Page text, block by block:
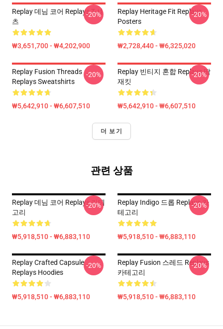
Replay 데님 코어 Replays T-셔
츠
₩3,651,700 - ₩4,202,900
-20%
Replay Heritage Fit Replays
Posters
₩2,728,440 - ₩6,325,020
-20%
Replay Fusion Threads
Replays Sweatshirts
₩5,642,910 - ₩6,607,510
-20%
Replay 빈티지 혼합 Replays 땀
재킷
₩5,642,910 - ₩6,607,510
-20%
더 보기
관련 상품
Replay 데님 코어 Replays 카테
고리
₩5,918,510 - ₩6,883,110
-20%
Replay Indigo 드롭 Replays 카
테고리
₩5,918,510 - ₩6,883,110
-20%
Replay Crafted Capsule
Replays Hoodies
₩5,918,510 - ₩6,883,110
-20%
Replay Fusion 스레드 Replays
카테고리
₩5,918,510 - ₩6,883,110
-20%